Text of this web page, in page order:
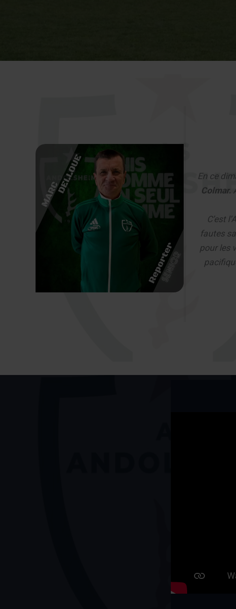
En ce
Colmar.
C’est
fautes
pour les